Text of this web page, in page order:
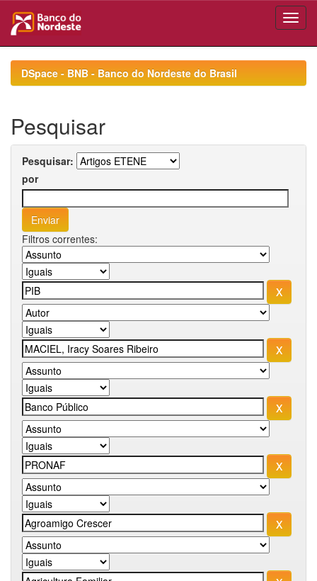
navigationDSpace - BNB - Banco do Nordeste do Brasil
Pesquisar
Pesquisar:
por
Filtros correntes: